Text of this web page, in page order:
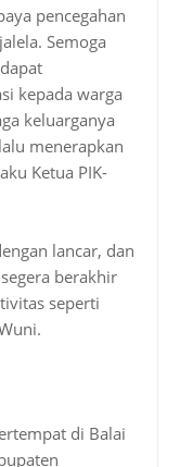
pencegahan
Semoga
kepada warga
keluarganya
menerapkan
Ketua PIK-
lancar, dan
berakhir
seperti
di Balai